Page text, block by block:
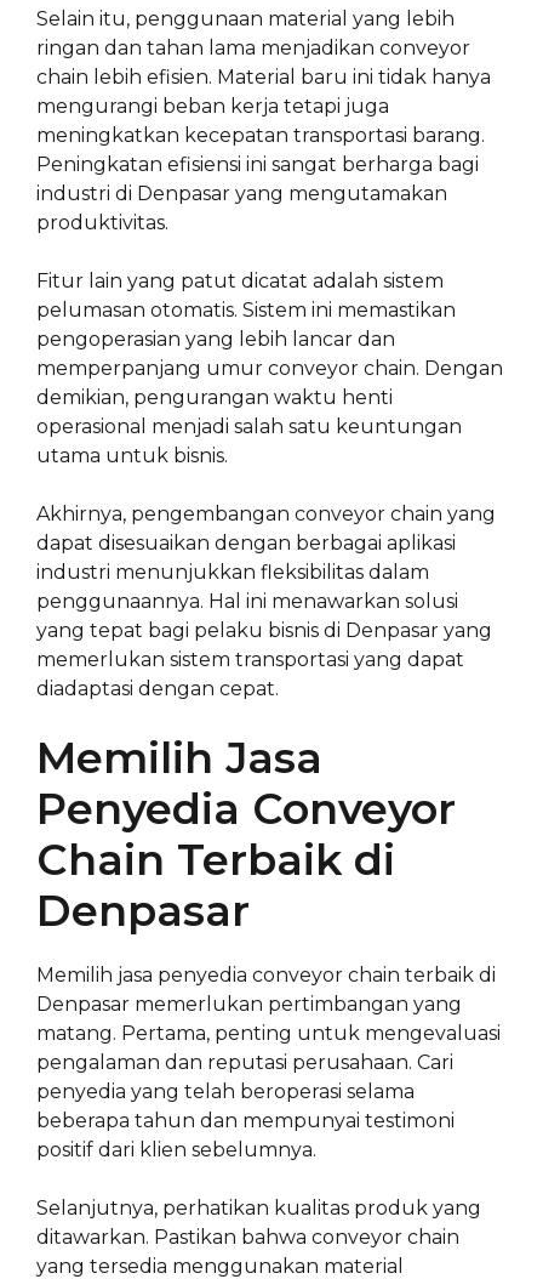
Selain itu, penggunaan material yang lebih
ringan dan tahan lama menjadikan conveyor
chain lebih efisien. Material baru ini tidak hanya
mengurangi beban kerja tetapi juga
meningkatkan kecepatan transportasi barang.
Peningkatan efisiensi ini sangat berharga bagi
industri di Denpasar yang mengutamakan
produktivitas.
Fitur lain yang patut dicatat adalah sistem
pelumasan otomatis. Sistem ini memastikan
pengoperasian yang lebih lancar dan
memperpanjang umur conveyor chain. Dengan
demikian, pengurangan waktu henti
operasional menjadi salah satu keuntungan
utama untuk bisnis.
Akhirnya, pengembangan conveyor chain yang
dapat disesuaikan dengan berbagai aplikasi
industri menunjukkan fleksibilitas dalam
penggunaannya. Hal ini menawarkan solusi
yang tepat bagi pelaku bisnis di Denpasar yang
memerlukan sistem transportasi yang dapat
diadaptasi dengan cepat.
Memilih Jasa
Penyedia Conveyor
Chain Terbaik di
Denpasar
Memilih jasa penyedia conveyor chain terbaik di
Denpasar memerlukan pertimbangan yang
matang. Pertama, penting untuk mengevaluasi
pengalaman dan reputasi perusahaan. Cari
penyedia yang telah beroperasi selama
beberapa tahun dan mempunyai testimoni
positif dari klien sebelumnya.
Selanjutnya, perhatikan kualitas produk yang
ditawarkan. Pastikan bahwa conveyor chain
yang tersedia menggunakan material